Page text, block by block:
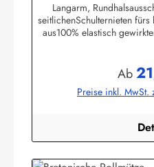
Langarm,
seitlichenSchulternieten
aus100% elastisch
GmbHHeglitzer Str.
Ab
Preise inkl. MwSt.